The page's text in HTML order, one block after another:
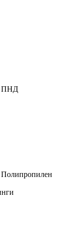
ПНД
Полипропилен